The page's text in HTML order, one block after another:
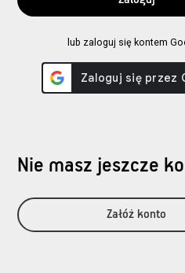
lub zaloguj się kontem
Nie masz jeszcze
Załóż konto